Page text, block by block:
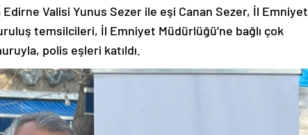
Edirne Valisi Yunus Sezer ile eşi Canan Sezer, İl Emniyet
temsilcileri, İl Emniyet Müdürlüğü’ne bağlı çok
polis eşleri katıldı.